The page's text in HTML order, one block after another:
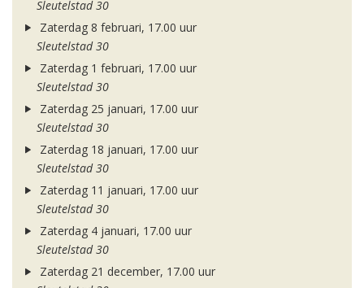
Sleutelstad 30
Zaterdag 8 februari, 17.00 uur
Sleutelstad 30
Zaterdag 1 februari, 17.00 uur
Sleutelstad 30
Zaterdag 25 januari, 17.00 uur
Sleutelstad 30
Zaterdag 18 januari, 17.00 uur
Sleutelstad 30
Zaterdag 11 januari, 17.00 uur
Sleutelstad 30
Zaterdag 4 januari, 17.00 uur
Sleutelstad 30
Zaterdag 21 december, 17.00 uur